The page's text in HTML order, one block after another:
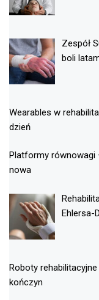
Zespół
boli
Wearables w
dzień
Platformy równowagi
nowa
Ehlersa-
Roboty
kończyn